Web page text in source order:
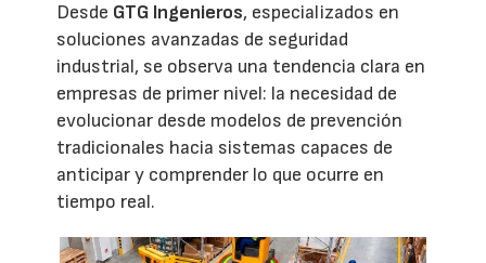
Desde GTG Ingenieros, especializados en
soluciones avanzadas de seguridad
industrial, se observa una tendencia clara en
empresas de primer nivel: la necesidad de
evolucionar desde modelos de prevención
tradicionales hacia sistemas capaces de
anticipar y comprender lo que ocurre en
tiempo real.